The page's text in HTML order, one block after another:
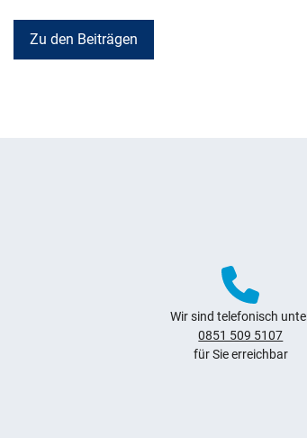
Zu den Beiträgen
Wir sind telefonisch
0851 509 5107
für Sie erreichbar